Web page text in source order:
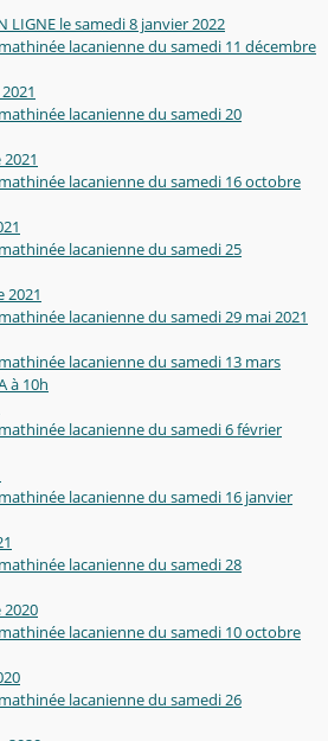
LIGNE le samedi 8 janvier 2022
lacanienne du samedi 11 décembre
lacanienne du samedi 20
lacanienne du samedi 16 octobre
lacanienne du samedi 25
2021
lacanienne du samedi 29 mai 2021
lacanienne du samedi 13 mars
à 10h
lacanienne du samedi 6 février
lacanienne du samedi 16 janvier
lacanienne du samedi 28
lacanienne du samedi 10 octobre
lacanienne du samedi 26